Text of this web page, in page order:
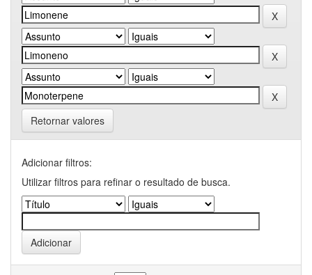
Retornar valores
Adicionar filtros:
Utilizar filtros para refinar o resultado de busca.